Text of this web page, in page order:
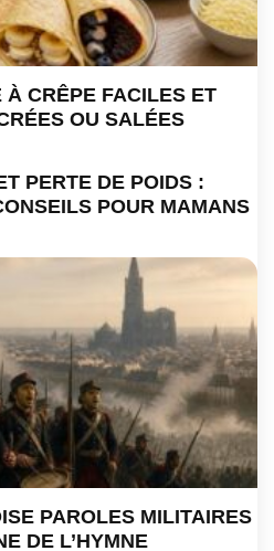
À CRÊPE FACILES ET
OU SALÉES
PERTE DE POIDS :
POUR MAMANS
PAROLES MILITAIRES
DE L’HYMNE